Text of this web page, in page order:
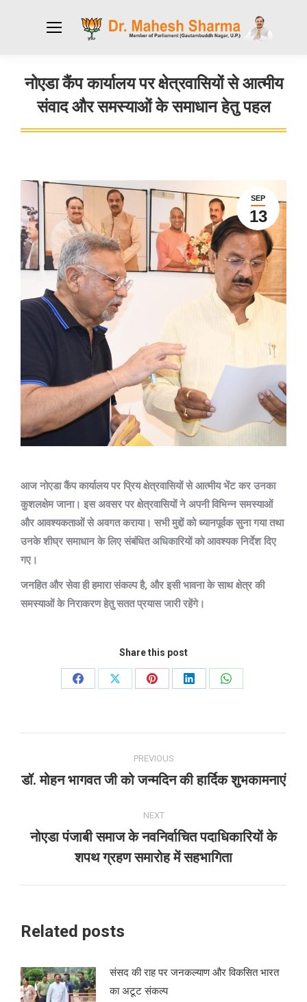
नोएडा कैंप कार्यालय पर क्षेत्रवासियों से आत्मीय
संवाद और समस्याओं के समाधान हेतु पहल
You are here:
SEP
13
आज नोएडा कैंप कार्यालय पर प्रिय क्षेत्रवासियों से आत्मीय भेंट कर उनका
कुशलक्षेम जाना। इस अवसर पर क्षेत्रवासियों ने अपनी विभिन्न समस्याओं
और आवश्यकताओं से अवगत कराया। सभी मुद्दों को ध्यानपूर्वक सुना गया तथा
उनके शीघ्र समाधान के लिए संबंधित अधिकारियों को आवश्यक निर्देश दिए
गए।
जनहित और सेवा ही हमारा संकल्प है, और इसी भावना के साथ क्षेत्र की
समस्याओं के निराकरण हेतु सतत प्रयास जारी रहेंगे।
Share this post
Share
Share
Share
Share
Share
navigation
PREVIOUS
Previous
डॉ. मोहन भागवत जी को जन्मदिन की हार्दिक शुभकामनाएं
NEXT
Next
post:
नोएडा पंजाबी समाज के नवनिर्वाचित पदाधिकारियों के
शपथ ग्रहण समारोह में सहभागिता
Related posts
संसद की राह पर जनकल्याण और विकसित भारत
का अटूट संकल्प